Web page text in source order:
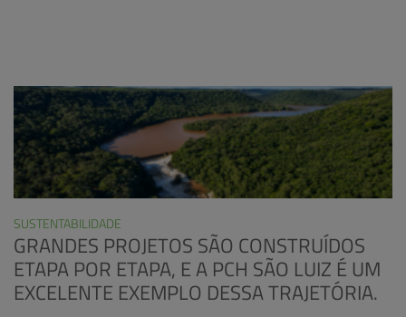
SUSTENTABILIDADE
GRANDES PROJETOS SÃO CONSTRUÍDOS
ETAPA POR ETAPA, E A PCH SÃO LUIZ É UM
EXCELENTE EXEMPLO DESSA TRAJETÓRIA.